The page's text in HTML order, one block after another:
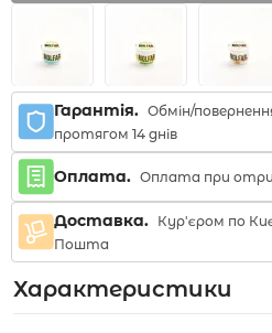
Гарантія. Обмін/
протягом 14 днів
Оплата. Оплата при
Доставка. Кур'єром по
Пошта
Характеристики